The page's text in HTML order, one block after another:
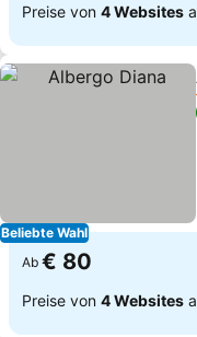
Preise von 4 Websites
Beliebte Wahl
Ab € 80
Preise von 4 Websites